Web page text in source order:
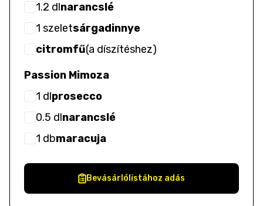
1.2 dlnarancslé
1 szeletsárgadinnye
citromfű(a díszítéshez)
Passion Mimoza
1 dlprosecco
0.5 dlnarancslé
1 dbmaracuja
Bevásárlólistához adás